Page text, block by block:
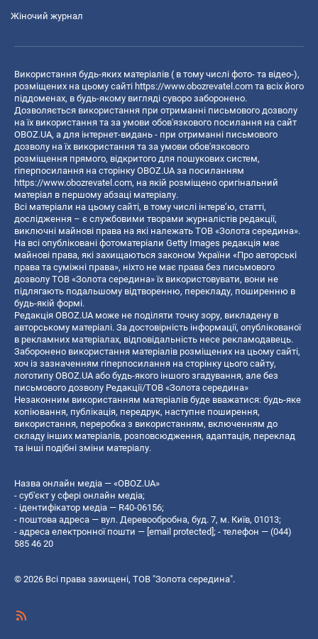
Жіночий журнал
Використання будь-яких матеріалів ( в тому числі фото- та відео-),
розміщених на цьому сайті https://www.obozrevatel.com та всіх його
піддоменах, в будь-якому вигляді суворо заборонено.
Дозволяється використання при отриманні письмового дозволу
на їх використання та за умови обов'язкового посилання на сайт
OBOZ.UA, а для інтернет-видань - при отриманні письмового
дозволу на їх використання та за умови обов'язкового
розміщення прямого, відкритого для пошукових систем,
гіперпосилання на сторінку OBOZ.UA за посиланням
https://www.obozrevatel.com, на якій розміщено оригінальний
матеріал в першому абзаці матеріалу.
Всі матеріали на цьому сайті, в тому числі інтерв’ю, статті,
дослідження – є службовими творами журналістів редакції,
виключні майнові права на які належать ТОВ «Золота середина».
На всі опубліковані фотоматеріали Getty Images редакція має
майнові права, які захищаються законом України «Про авторські
права та суміжні права», ніхто не має права без письмового
дозволу ТОВ «Золота середина» їх використовувати, вони не
підлягають подальшому відтворенню, перекладу, поширенню в
будь-якій формі.
Редакція OBOZ.UA може не поділяти точку зору, викладену в
авторському матеріалі. За достовірність інформації, опублікованої
в рекламних матеріалах, відповідальність несе рекламодавець.
Заборонено використання матеріалів розміщених на цьому сайті,
хоч із зазначенням гіперпосилання на сторінку цього сайту,
логотипу OBOZ.UA або будь-якого іншого згадування, але без
письмового дозволу Редакції/ТОВ «Золота середина»
Незаконним використанням матеріалів буде вважатися: будь-яке
копiювання, публiкацiя, передрук, наступне поширення,
використання, переробка з використанням, включенням до
складу інших матеріалів, розповсюдження, адаптація, переклад
та інші подібні зміни матеріалу.
Назва онлайн медіа — «OBOZ.UA»
- суб'єкт у сфері онлайн медіа;
- ідентифікатор медіа — R40-06156;
- поштова адреса — вул. Деревообробна, буд. 7, м. Київ, 01013;
- адреса електронної пошти — [email protected]; - телефон — (044)
585 46 20
© 2026 Всі права захищені, ТОВ "Золота середина".